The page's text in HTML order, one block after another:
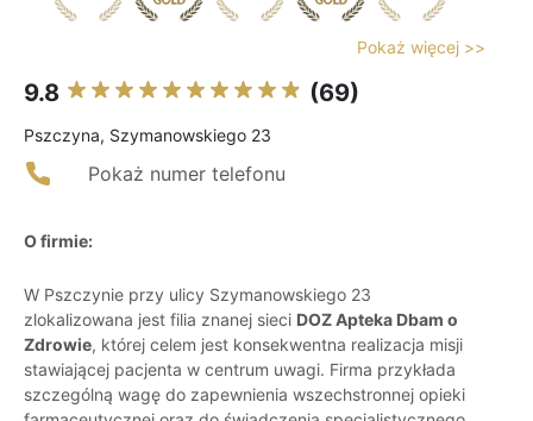
Pokaż więcej >>
9.8 (69)
Pszczyna, Szymanowskiego 23
Pokaż numer telefonu
O firmie:
W Pszczynie przy ulicy Szymanowskiego 23
zlokalizowana jest filia znanej sieci DOZ Apteka Dbam o
Zdrowie, której celem jest konsekwentna realizacja misji
stawiającej pacjenta w centrum uwagi. Firma przykłada
szczególną wagę do zapewnienia wszechstronnej opieki